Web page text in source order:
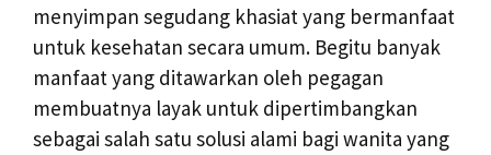
menyimpan segudang khasiat yang bermanfaat
untuk kesehatan secara umum. Begitu banyak
manfaat yang ditawarkan oleh pegagan
membuatnya layak untuk dipertimbangkan
sebagai salah satu solusi alami bagi wanita yang